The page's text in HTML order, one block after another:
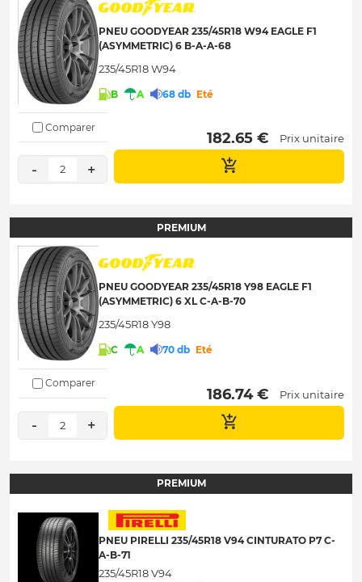
PNEU GOODYEAR 235/45R18 W94 EAGLE F1
(ASYMMETRIC) 6 B-A-A-68
235/45R18 W94
B A 68 db Eté
Comparer
- 2 +
182.65 € Prix unitaire
PREMIUM
PNEU GOODYEAR 235/45R18 Y98 EAGLE F1
(ASYMMETRIC) 6 XL C-A-B-70
235/45R18 Y98
C A 70 db Eté
Comparer
- 2 +
186.74 € Prix unitaire
PREMIUM
PNEU PIRELLI 235/45R18 V94 CINTURATO P7 C-
A-B-71
235/45R18 V94